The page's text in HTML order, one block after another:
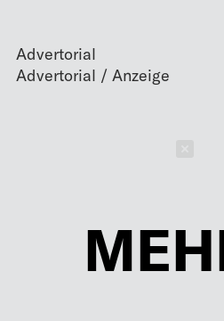
Advertorial